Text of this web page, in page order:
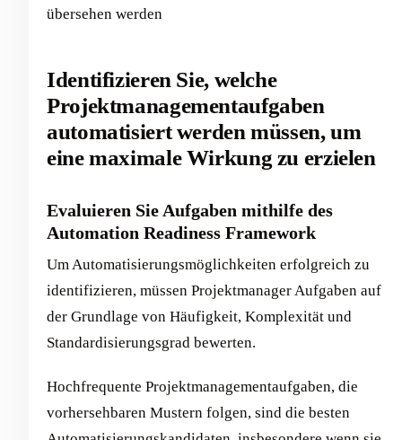
übersehen werden
Identifizieren Sie, welche
Projektmanagementaufgaben
automatisiert werden müssen, um
eine maximale Wirkung zu erzielen
Evaluieren Sie Aufgaben mithilfe des
Automation Readiness Framework
Um Automatisierungsmöglichkeiten erfolgreich zu
identifizieren, müssen Projektmanager Aufgaben auf
der Grundlage von Häufigkeit, Komplexität und
Standardisierungsgrad bewerten.
Hochfrequente Projektmanagementaufgaben, die
vorhersehbaren Mustern folgen, sind die besten